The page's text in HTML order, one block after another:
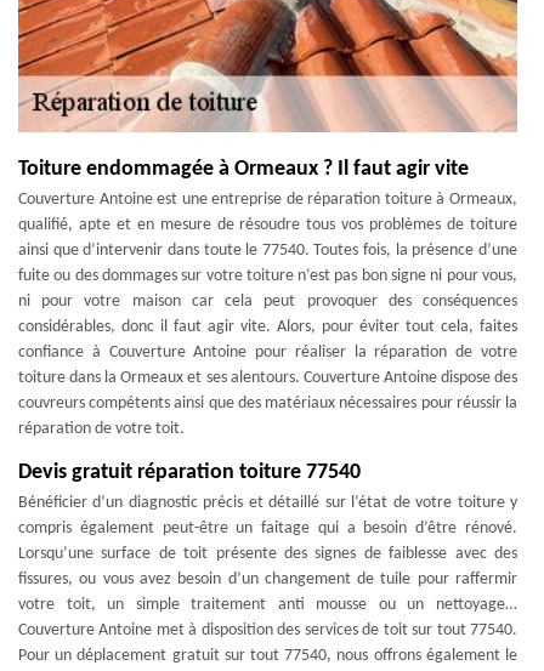
Toiture endommagée à Ormeaux ? Il faut agir vite
Couverture Antoine est une entreprise de réparation toiture à Ormeaux,
qualifié, apte et en mesure de résoudre tous vos problèmes de toiture
ainsi que d’intervenir dans toute le 77540. Toutes fois, la présence d’une
fuite ou des dommages sur votre toiture n’est pas bon signe ni pour vous,
ni pour votre maison car cela peut provoquer des conséquences
considérables, donc il faut agir vite. Alors, pour éviter tout cela, faites
confiance à Couverture Antoine pour réaliser la réparation de votre
toiture dans la Ormeaux et ses alentours. Couverture Antoine dispose des
couvreurs compétents ainsi que des matériaux nécessaires pour réussir la
réparation de votre toit.
Devis gratuit réparation toiture 77540
Bénéficier d’un diagnostic précis et détaillé sur l’état de votre toiture y
compris également peut-être un faitage qui a besoin d’être rénové.
Lorsqu’une surface de toit présente des signes de faiblesse avec des
fissures, ou vous avez besoin d’un changement de tuile pour raffermir
votre toit, un simple traitement anti mousse ou un nettoyage…
Couverture Antoine met à disposition des services de toit sur tout 77540.
Pour un déplacement gratuit sur tout 77540, nous offrons également le